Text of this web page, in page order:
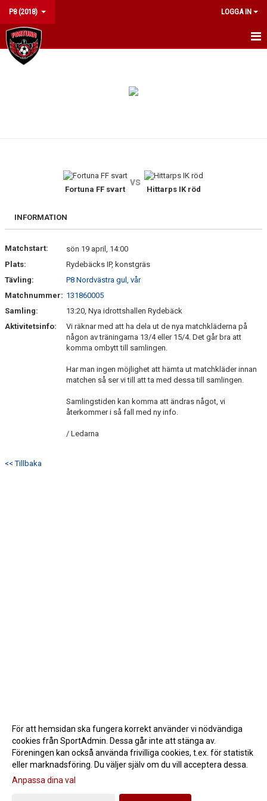
P8 (2018) LOGGA IN
HEM
DOKUMENT
Fortuna FF svart
vs
Hittarps IK röd
INFORMATION
Matchstart:
sön 19 april, 14:00
Plats:
Rydebäcks IP, konstgräs
Tävling:
P8 Nordvästra gul, vår
Matchnummer: 131860005
Samling:
13:20, Nya idrottshallen Rydebäck
Aktivitetsinfo:
Vi räknar med att ha dela ut de nya matchkläderna på
någon av träningarna 13/4 eller 15/4. Det går bra att
komma ombytt till samlingen.
Har man ingen möjlighet att hämta ut matchkläder innan
matchen så ser vi till att ta med dessa till samlingen.
Samlingstiden kan komma att ändras något, vi
återkommer i så fall med ny info.
/ Ledarna
<< Tillbaka
Gå till Webbversion
För att hemsidan ska fungera korrekt använder vi nödvändiga
cookies från SportAdmin. Dessa går inte att stänga av.
Föreningen kan också använda frivilliga cookies, t.ex. för statistik
eller marknadsföring. Du väljer själv om du vill acceptera dessa.
Anpassa dina val